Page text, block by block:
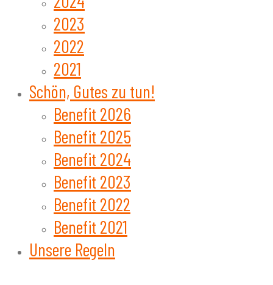
2023
2022
2021
Schön, Gutes zu tun!
Benefit 2026
Benefit 2025
Benefit 2024
Benefit 2023
Benefit 2022
Benefit 2021
Unsere Regeln